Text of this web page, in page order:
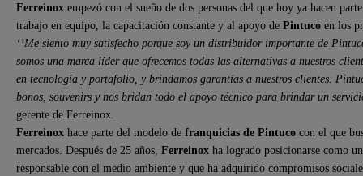
Ferreinox empezó con el sueño de dos personas del que hoy ya hacen
trabajo en equipo, la capacitación constante y al apoyo de Pintuco en los
‘’Me siento muy satisfecho porque soy un distribuidor importante de
somos una marca líder que ofrecemos todas las alternativas a nuestros
en tecnología y portafolio, y brindamos garantías a nuestros clientes.
bonos, souvenirs y nos bridan todo el apoyo técnico para brindar un
gerente de Ferreinox.
Ferreinox hace parte del modelo de franquicias de Pintuco con el que
mercados. Después de 25 años, Ferreinox ha logrado posicionarse como
responsable con el medio ambiente y que ha adquirido compromisos